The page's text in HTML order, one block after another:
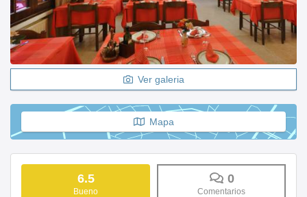
Ver galeria
Mapa
6.5
Bueno
0
Comentarios